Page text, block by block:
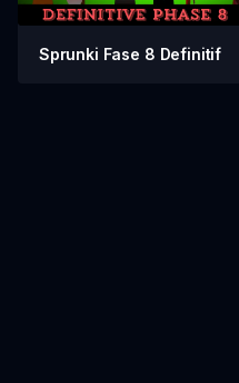
Sprunki Fase 8 Definitif